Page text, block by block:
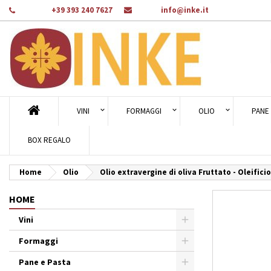
+39 393 240 7627 info@inke.it
VINI FORMAGGI OLIO PANE
BOX REGALO
Home Olio Olio extravergine di oliva Fruttato -
HOME
Vini
Formaggi
Pane e Pasta